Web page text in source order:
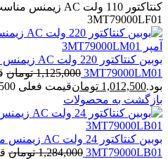
3MT79000LF01
3MT79000LM01
1,125,000 تومان
بود.1,012,500 تومانقیمت فعلی 1,012,500 تومان است.
بازگشت به محصولات
3MT79000LB01
1,284,000 تومان